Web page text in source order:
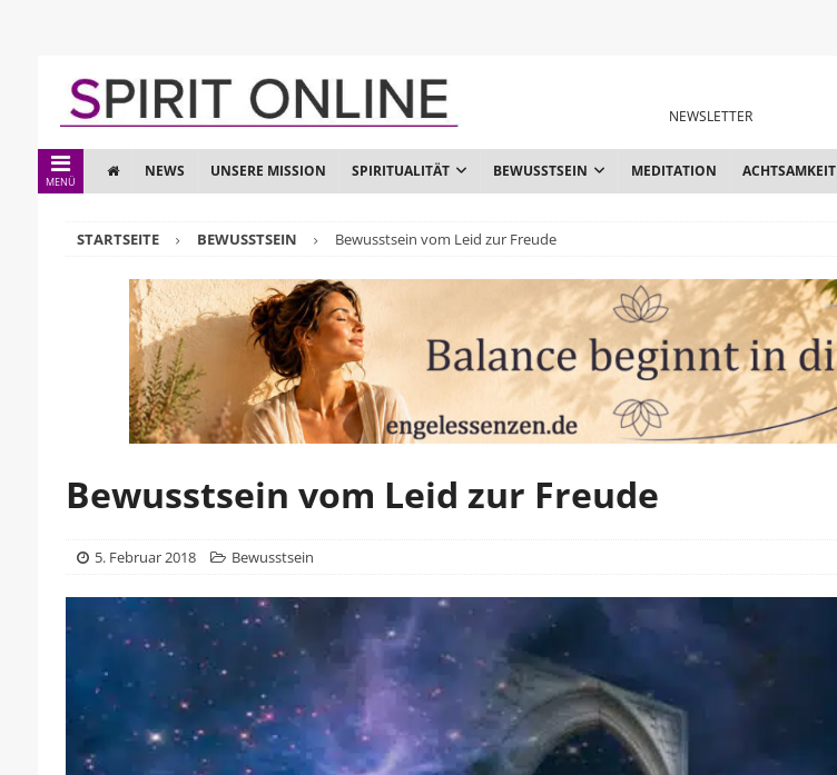
NEWSLETTER
MENÜ
NEWS UNSERE MISSION SPIRITUALITÄT BEWUSSTSEIN MEDITATION ACHTSAMKEIT
STARTSEITE BEWUSSTSEIN Bewusstsein vom Leid zur Freude
Bewusstsein vom Leid zur Freude
5. Februar 2018 Bewusstsein